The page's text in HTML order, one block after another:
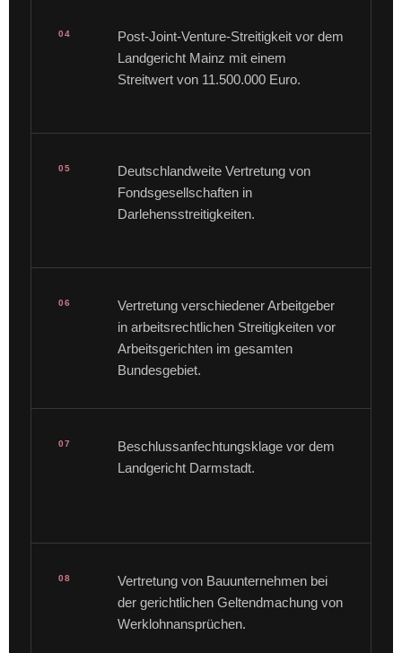
04
Post-Joint-Venture-Streitigkeit vor dem
Landgericht Mainz mit einem
Streitwert von 11.500.000 Euro.
05
Deutschlandweite Vertretung von
Fondsgesellschaften in
Darlehensstreitigkeiten.
06
Vertretung verschiedener Arbeitgeber
in arbeitsrechtlichen Streitigkeiten vor
Arbeitsgerichten im gesamten
Bundesgebiet.
07
Beschlussanfechtungsklage vor dem
Landgericht Darmstadt.
08
Vertretung von Bauunternehmen bei
der gerichtlichen Geltendmachung von
Werklohnansprüchen.